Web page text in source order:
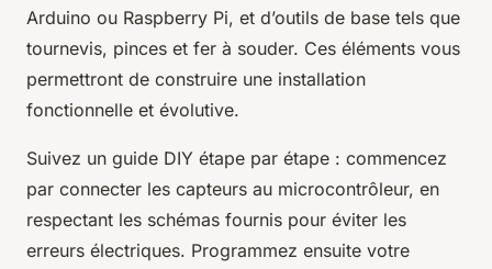
Arduino ou Raspberry Pi, et d’outils de base tels que
tournevis, pinces et fer à souder. Ces éléments vous
permettront de construire une installation
fonctionnelle et évolutive.
Suivez un guide DIY étape par étape : commencez
par connecter les capteurs au microcontrôleur, en
respectant les schémas fournis pour éviter les
erreurs électriques. Programmez ensuite votre